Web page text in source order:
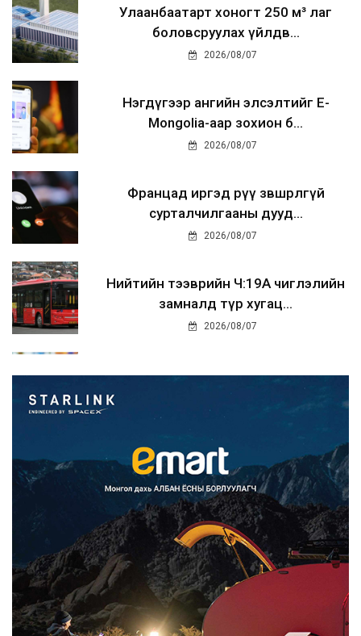
Улаанбаатарт хоногт 250 м³ лаг
боловсруулах үйлдв...
2026/08/07
Нэгдүгээр ангийн элсэлтийг E-
Mongolia-аар зохион б...
2026/08/07
Францад иргэд рүү зөвшөөрөлгүй
сурталчилгааны дууд...
2026/08/07
Нийтийн тээврийн Ч:19А чиглэлийн
замналд түр хугац...
2026/08/07
Автомашины улсын дугаар сондгой
2026/08/07
Улаанбаатарт өдөртөө 30 хэм дулаан
2026/08/07
Улсын чанартай хатуу хучилттай
авто замын талаас и...
2026/08/06